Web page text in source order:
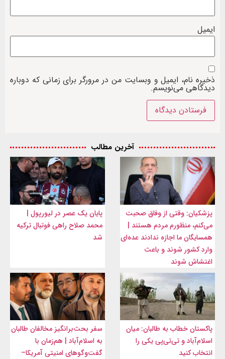
ایمیل
ذخیره نام، ایمیل و وبسایت من در مرورگر برای زمانی که دوباره
دیدگاهی می‌نویسم.
آخرین مطالب
پزشکیان: وقتی از وفاق صحبت
می‌کنم، منظورم مردم هستند |
همسایگان ما اجازه ندادند عده‌ای
وارد کشور شوند و باعث
اغتشاش شوند
پایان یک عصر در لیورپول |
محمد صلاح راهی فوتبال ترکیه
شد
پاکستان خطاب به طالبان: میان
اسلام‌آباد و تی‌تی‌پی یکی را
انتخاب کنید
سفر بحث‌برانگیز مخالفان طالبان
به اسلام‌آباد | هم‌زمان با
گفت‌وگوهای امنیتی آمریکا–